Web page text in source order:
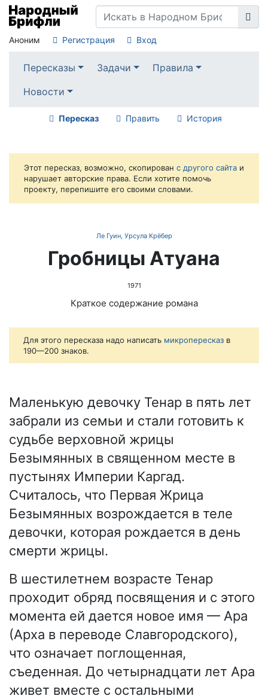
Аноним Регистрация Вход
Пересказы Задачи
Правила
Новости
Пересказ Править История
Этот пересказ, возможно, скопирован с другого сайта и
нарушает авторские права. Если хотите помочь
проекту, перепишите его своими словами.
Ле Гуин, Урсула Крёбер
Гробницы Атуана
1971
Краткое содержание романа
Для этого пересказа надо написать микропересказ в
190—200 знаков.
Маленькую девочку Тенар в пять лет
забрали из семьи и стали готовить к
судьбе верховной жрицы
Безымянных в священном месте в
пустынях Империи Каргад.
Считалось, что Первая Жрица
Безымянных возрождается в теле
девочки, которая рождается в день
смерти жрицы.
В шестилетнем возрасте Тенар
проходит обряд посвящения и с этого
момента ей дается новое имя — Ара
(Арха в переводе Славгородского),
что означает поглощенная,
съеденная. До четырнадцати лет Ара
живет вместе с остальными